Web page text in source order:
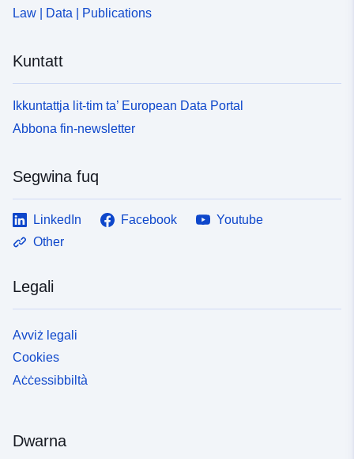
Law | Data | Publications
Kuntatt
Ikkuntattja lit-tim ta’ European Data Portal
Abbona fin-newsletter
Segwina fuq
LinkedIn Facebook
Youtube
Other
Legali
Avviż legali
Cookies
Aċċessibbiltà
Dwarna